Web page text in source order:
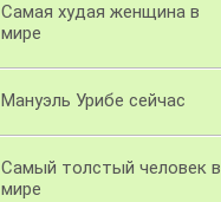
Самая худая женщина в
мире
Мануэль Урибе сейчас
Самый толстый человек в
мире